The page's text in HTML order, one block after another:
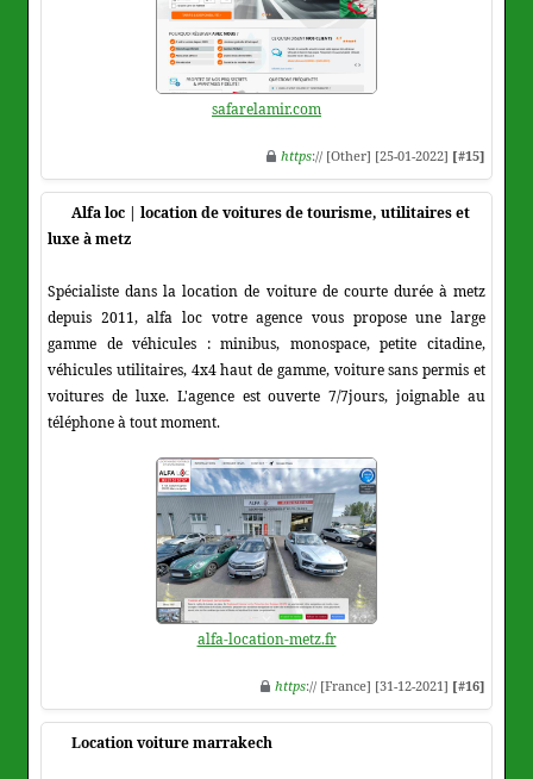
safarelamir.com
https:// [Other] [25-01-2022] [#15]
Alfa loc | location de voitures de tourisme, utilitaires et
luxe à metz
Spécialiste dans la location de voiture de courte durée à metz
depuis 2011, alfa loc votre agence vous propose une large
gamme de véhicules : minibus, monospace, petite citadine,
véhicules utilitaires, 4x4 haut de gamme, voiture sans permis et
voitures de luxe. L'agence est ouverte 7/7jours, joignable au
téléphone à tout moment.
alfa-location-metz.fr
https:// [France] [31-12-2021] [#16]
Location voiture marrakech